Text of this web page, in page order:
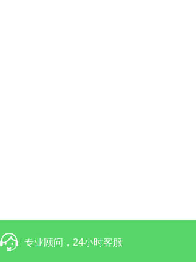
专业顾问，24小时客服